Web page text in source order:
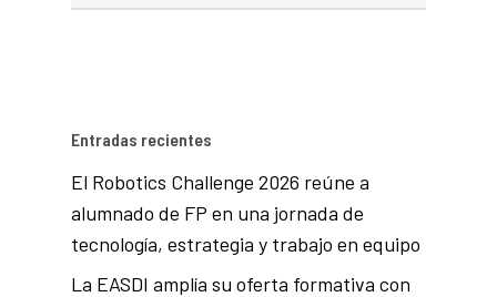
Entradas recientes
El Robotics Challenge 2026 reúne a
alumnado de FP en una jornada de
tecnología, estrategia y trabajo en equipo
La EASDI amplía su oferta formativa con